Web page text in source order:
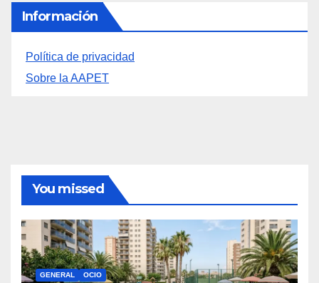
Información
Política de privacidad
Sobre la AAPET
You missed